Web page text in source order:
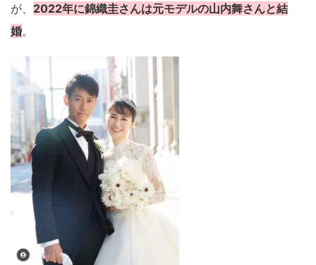
が、 2022年に錦織圭さんは元モデルの山内舞さんと結
婚。